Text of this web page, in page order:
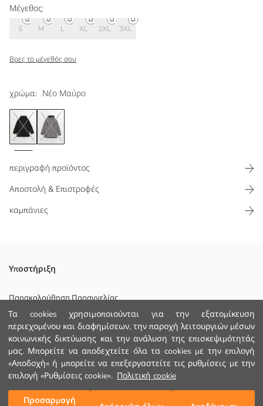
Τα cookies χρησιμοποιούνται για την εξατομίκευση
περιεχομένου και διαφημίσεων, την παροχή λειτουργιών μέσων
κοινωνικής δικτύωσης και την ανάλυση της επισκεψιμότητάς
μας. Μπορείτε να αποδεχτείτε όλα τα cookies με την επιλογή
«Αποδοχή» ή μπορείτε να επεξεργαστείτε τις ρυθμίσεις με την
επιλογή «Ρυθμίσεις cookie». Πολιτική cookie
Προσαρμογή
χρώμα: Νέο Μαύρο
Μέγεθος:
S M L XL 2XL 3XL
Βρες το μέγεθός σου
Προσθήκη στο καλάθι
περιγραφή προϊόντος
Αποστολή & Επιστροφές
καμπάνιες
Ο σχεδιασμός με κουκούλα και το κλείσιμο με φερμουάρ
προσφέρουν επιπλέον προστασία σε κρύο καιρό. Οι τσέπες με
την αποθήκευση των προσωπικών σας αντικειμένων.
Κυριο Υφασμα:
Πληρωση:
Φοδρα:
Χώρα προέλευσης:
Πωλητής:
Υποστήριξη
Παρακολούθηση Παραγγελίας
Φόρμα Επικοινωνίας
+30 2102201080
ΒΟΗΘΕΙΑ
Συχνές Ερωτήσεις (FAQ)